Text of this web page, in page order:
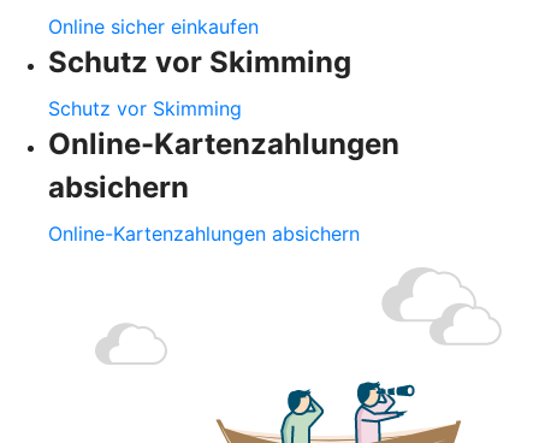
Online sicher einkaufen
Schutz vor Skimming
Schutz vor Skimming
Online-Kartenzahlungen
absichern
Online-Kartenzahlungen absichern